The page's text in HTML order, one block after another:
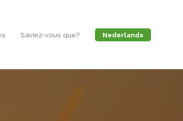
Saviez-vous que? Nederlands